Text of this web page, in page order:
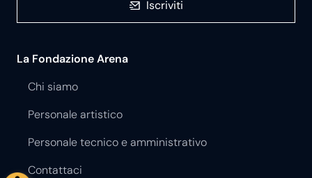
Iscriviti
La Fondazione Arena
Chi siamo
Personale artistico
Personale tecnico e amministrativo
Contattaci